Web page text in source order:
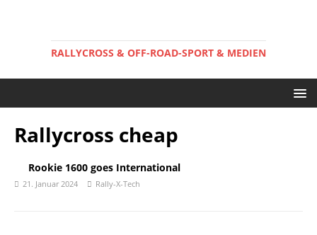
RALLYCROSS & OFF-ROAD-SPORT & MEDIEN
Rallycross cheap
Rookie 1600 goes International
21. Januar 2024 Rally-X-Tech